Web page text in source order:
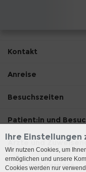
Kontakt
Anreise
Besuchszeiten
Patient:in und
Ärzte und
Jobs und Karriere
Ihre Einstellungen
Wir nutzen Cookies, um
ermöglichen und unsere
Cookies werden nur